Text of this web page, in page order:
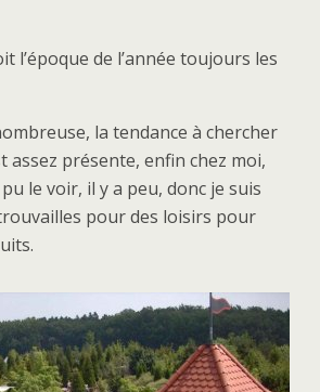
l’époque de l’année toujours les
la tendance à chercher
assez présente, enfin chez moi,
le voir, il y a peu, donc je suis
pour des loisirs pour